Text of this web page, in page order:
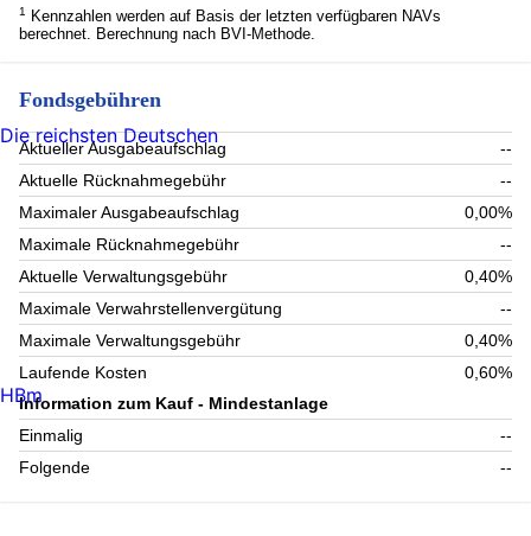
1
Kennzahlen werden auf Basis der letzten verfügbaren NAVs
berechnet. Berechnung nach BVI-Methode.
Fondsgebühren
Aktueller Ausgabeaufschlag
--
Aktuelle Rücknahmegebühr
--
Maximaler Ausgabeaufschlag
0,00%
Maximale Rücknahmegebühr
--
Aktuelle Verwaltungsgebühr
0,40%
Maximale Verwahrstellenvergütung
--
Maximale Verwaltungsgebühr
0,40%
Laufende Kosten
0,60%
Information zum Kauf - Mindestanlage
Einmalig
--
Folgende
--
Die reichsten Deutschen
HBm